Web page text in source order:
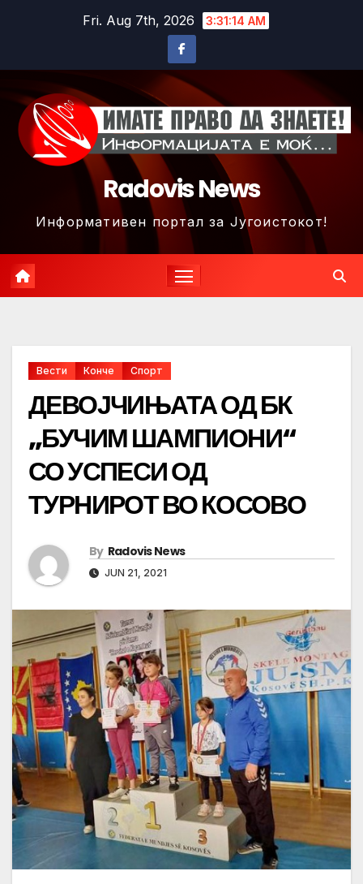
Fri. Aug 7th, 2026 3:31:17 AM
Radovis News
Информативен портал за Југоистокот!
Вести Конче Спорт
ДЕВОЈЧИЊАТА ОД БК
„БУЧИМ ШАМПИОНИ“
СО УСПЕСИ ОД
ТУРНИРОТ ВО КОСОВО
By Radovis News
JUN 21, 2021